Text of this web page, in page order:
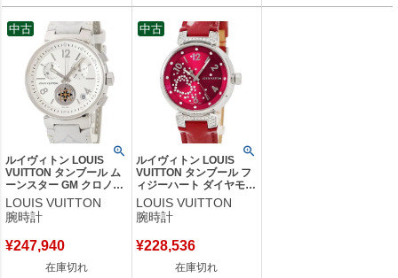
ルイヴィトン LOUIS
VUITTON タンブール ム
ーンスター GM クロノグ
ラフ Q8D10Z デイト ス
モールセコンド メンズ
腕時計クオーツ シルバー
LOUIS VUITTON
腕時計
¥247,940
在庫切れ
中古
ルイヴィトン LOUIS
VUITTON タンブール フ
ィジーハート ダイヤモン
ド Q131Z0 純正ダイヤ レ
ッド 赤 レディース 腕時
計クオーツ レッド 【中
LOUIS VUITTON
腕時計
¥228,536
在庫切れ
中古